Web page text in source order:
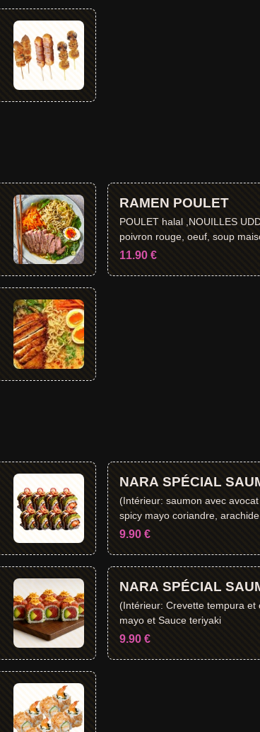
RAMEN POULET
POULET halal ,NOUILLES UDDON ,Carottes, oignon rouge,
poivron rouge, oeuf, soup
11.90 €
NARA SPÉCIAL
(Intérieur: saumon avec
spicy mayo coriandre,
9.90 €
NARA SPÉCIAL
(Intérieur: Crevette tempura
mayo et Sauce teriyaki
9.90 €